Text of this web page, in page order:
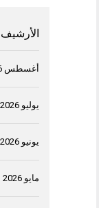
الأرشيف
أغسطس 2026
يوليو 2026
يونيو 2026
مايو 2026